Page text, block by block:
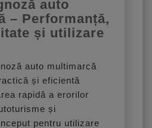
auto
– Performanță,
și utilizare
auto multimarcă
și eficientă
rapidă a erorilor
și
pentru utilizare